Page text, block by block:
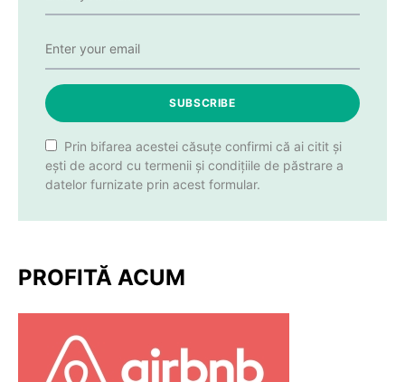
SUBSCRIBE
Prin bifarea acestei căsuțe confirmi că ai citit și
ești de acord cu termenii și condițiile de păstrare a
datelor furnizate prin acest formular.
PROFITĂ ACUM